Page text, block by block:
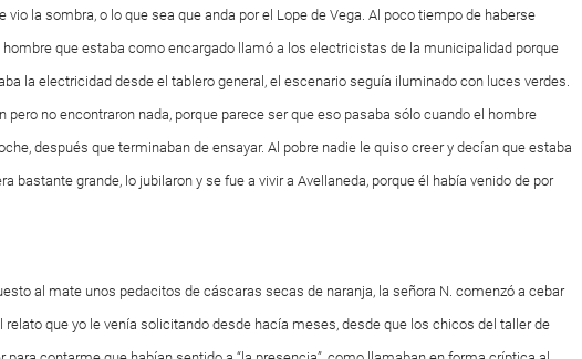
vio la sombra, o lo que sea que anda por el Lope de Vega. Al poco tiempo de haberse
hombre que estaba como encargado llamó a los electricistas de la municipalidad porque
la electricidad desde el tablero general, el escenario seguía iluminado con luces verdes.
pero no encontraron nada, porque parece ser que eso pasaba sólo cuando el hombre
después que terminaban de ensayar. Al pobre nadie le quiso creer y decían que estaba
bastante grande, lo jubilaron y se fue a vivir a Avellaneda, porque él había venido de por
al mate unos pedacitos de cáscaras secas de naranja, la señora N. comenzó a cebar
que yo le venía solicitando desde hacía meses, desde que los chicos del taller de